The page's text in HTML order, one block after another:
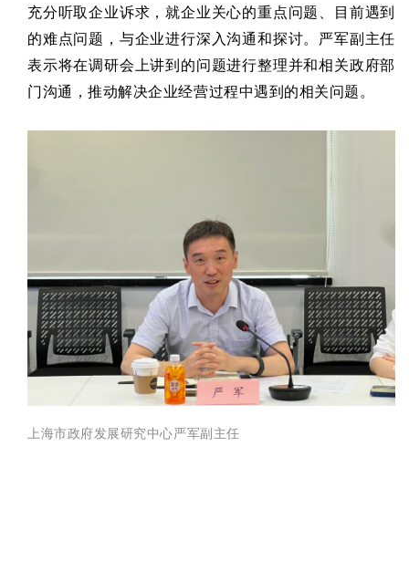
充分听取企业诉求，就企业关心的重点问题、目前遇到
的难点问题，与企业进行深入沟通和探讨。严军副主任
表示将在调研会上讲到的问题进行整理并和相关政府部
门沟通，推动解决企业经营过程中遇到的相关问题。
上海市政府发展研究中心严军副主任